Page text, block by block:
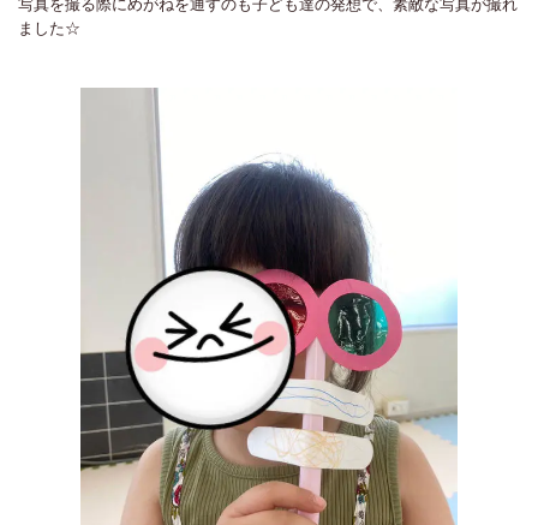
写真を撮る際にめがねを通すのも子ども達の発想で、素敵な写真が撮れ
ました☆